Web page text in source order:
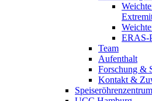
ERAS-
Team
Aufenthalt
Forschung &
Kontakt &
Speiseröhrenzentrum